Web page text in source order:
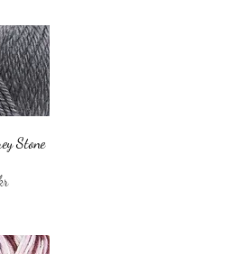
Stone